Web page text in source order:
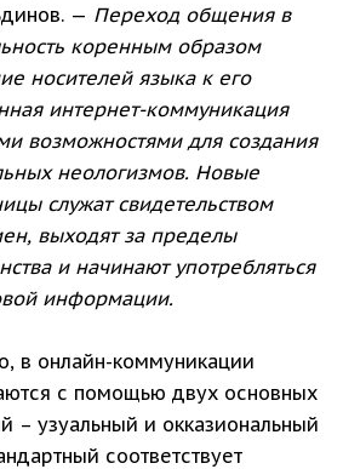
— Переход общения в
коренным образом
носителей языка к его
интернет-коммуникация
возможностями для создания
неологизмов. Новые
служат свидетельством
выходят за пределы
и начинают употребляться
информации.
в онлайн-коммуникации
с помощью двух основных
– узуальный и окказиональный
соответствует